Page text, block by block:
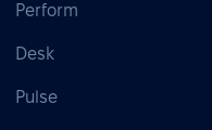
Perform
Desk
Pulse